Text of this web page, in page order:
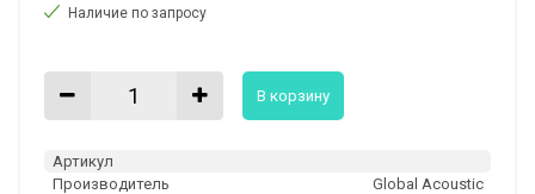
Наличие по запросу
В корзину
Артикул
Производитель
Global Acoustic